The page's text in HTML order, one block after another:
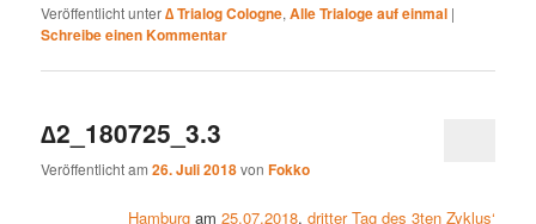
Veröffentlicht unter∆ Trialog Cologne,Alle Trialoge auf einmal |
Schreibe einen Kommentar
∆2_180725_3.3
Veröffentlicht am26. Juli 2018vonFokko
Hamburgam 25.07.2018, dritter Tag des 3ten Zyklus‘